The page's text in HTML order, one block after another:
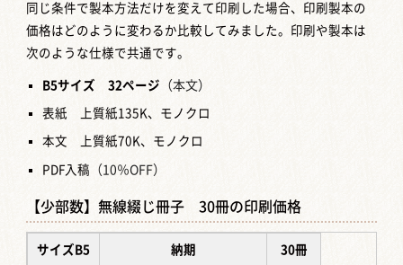
同じ条件で製本方法だけを変えて印刷した場合、印刷製本の
価格はどのように変わるか比較してみました。印刷や製本は
次のような仕様で共通です。
B5サイズ 32ページ （本文）
表紙 上質紙135K、モノクロ
本文 上質紙70K、モノクロ
PDF入稿 （10％OFF）
【少部数】無線綴じ冊子 30冊の印刷価格
サイズB5 納期 30冊